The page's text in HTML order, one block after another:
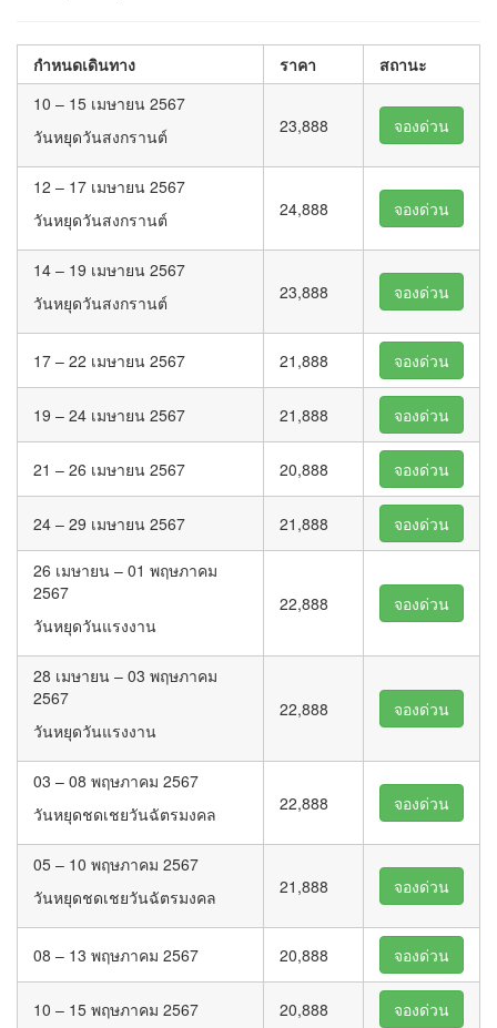
กำหนดเดินทาง ราคา
สถานะ
10 – 15 เมษายน 2567
วันหยุดวันสงกรานต์
23,888 จองด่วน
12 – 17 เมษายน 2567
วันหยุดวันสงกรานต์
24,888 จองด่วน
14 – 19 เมษายน 2567
วันหยุดวันสงกรานต์
23,888 จองด่วน
17 – 22 เมษายน 2567 21,888 จองด่วน
19 – 24 เมษายน 2567 21,888 จองด่วน
21 – 26 เมษายน 2567 20,888 จองด่วน
24 – 29 เมษายน 2567 21,888 จองด่วน
26 เมษายน – 01 พฤษภาคม
2567
วันหยุดวันแรงงาน
22,888 จองด่วน
28 เมษายน – 03 พฤษภาคม
2567
วันหยุดวันแรงงาน
22,888 จองด่วน
03 – 08 พฤษภาคม 2567
วันหยุดชดเชยวันฉัตรมงคล
22,888 จองด่วน
05 – 10 พฤษภาคม 2567
วันหยุดชดเชยวันฉัตรมงคล
21,888 จองด่วน
08 – 13 พฤษภาคม 2567 20,888 จองด่วน
10 – 15 พฤษภาคม 2567 20,888 จองด่วน